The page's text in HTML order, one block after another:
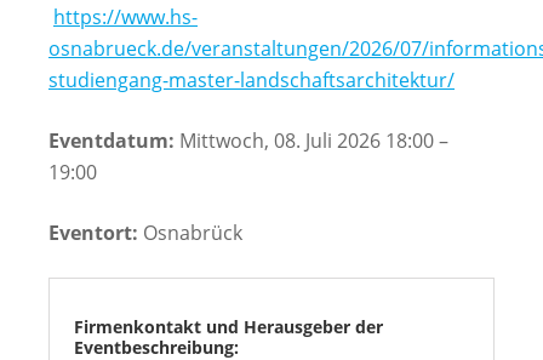
https://www.hs-
osnabrueck.de/veranstaltungen/2026/07/
studiengang-master-landschaftsarchitektur/
Eventdatum: Mittwoch, 08. Juli 2026 18:00 –
19:00
Eventort: Osnabrück
Firmenkontakt und Herausgeber der
Eventbeschreibung: